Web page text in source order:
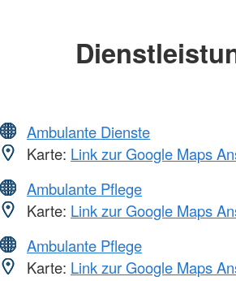
Ambulante Dienste
Karte: Link zur Google Maps
Ambulante Pflege
Karte: Link zur Google Maps
Ambulante Pflege
Karte: Link zur Google Maps